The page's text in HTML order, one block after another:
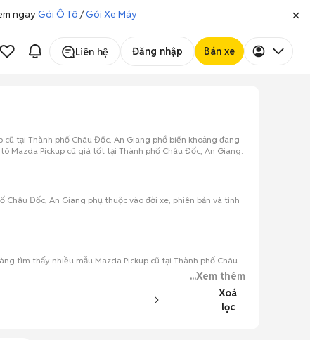
ngayGói Ô Tô /Gói Xe Máy
Liên hệ Đăng nhập Bán xe
tại Thành phố Châu Đốc, An Giang phổ biến khoảng đang
Mazda Pickup cũ giá tốt tại Thành phố Châu Đốc, An Giang.
Châu Đốc, An Giang phụ thuộc vào đời xe, phiên bản và tình
tìm thấy nhiều mẫu Mazda Pickup cũ tại Thành phố Châu
...Xem thêm
Xoá
lọc